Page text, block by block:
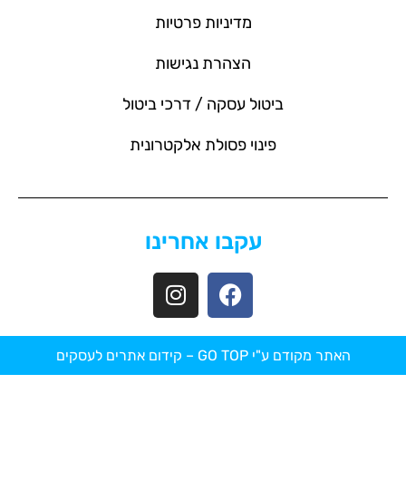
מדיניות פרטיות
הצהרת נגישות
ביטול עסקה / דרכי ביטול
פינוי פסולת אלקטרונית
עקבו אחרינו
האתר מקודם ע"י GO TOP – קידום אתרים לעסקים